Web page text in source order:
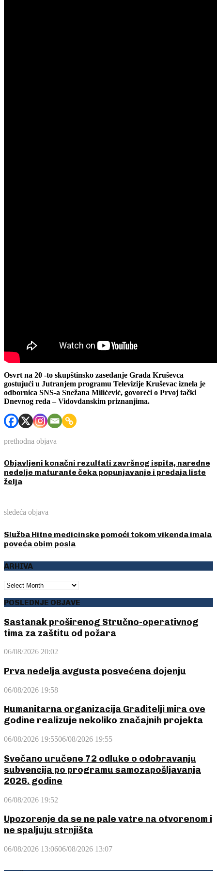
Osvrt na 20 -to skupštinsko zasedanje Grada Kruševca
gostujući u Jutranjem programu Televizije Kruševac iznela je
odbornica SNS-a Snežana Milićević, govoreći o Prvoj tački
Dnevnog reda – Vidovdanskim priznanjima.
prethodna objava
Objavljeni konačni rezultati završnog ispita, naredne
nedelje maturante čeka popunjavanje i predaja liste
želja
sledeća objava
Služba Hitne medicinske pomoći tokom vikenda imala
poveća obim posla
ARHIVA
ARHIVA
POSLEDNJE OBJAVE
Sastanak proširenog Stručno-operativnog
tima za zaštitu od požara
06/08/2026 20:02
Prva nedelja avgusta posvećena dojenju
06/08/2026 19:58
Humanitarna organizacija Graditelji mira ove
godine realizuje nekoliko značajnih projekta
06/08/2026 19:5506/08/2026 19:55
Svečano uručene 72 odluke o odobravanju
subvencija po programu samozapošljavanja
2026. godine
06/08/2026 19:52
Upozorenje da se ne pale vatre na otvorenom i
ne spaljuju strnjišta
06/08/2026 13:0606/08/2026 13:07